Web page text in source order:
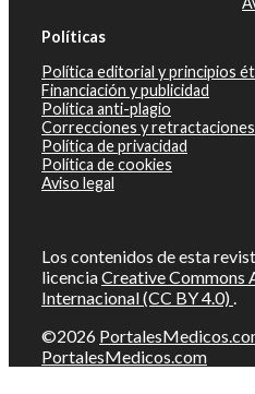
Políticas
Política editorial y principios
Financiación y publicidad
Política anti-plagio
Correcciones y retractaciones
Política de privacidad
Política de cookies
Aviso legal
Los contenidos de esta
licenciaCreative Commons
Internacional (CC BY 4.0) .
©2026
PortalesMedicos.com